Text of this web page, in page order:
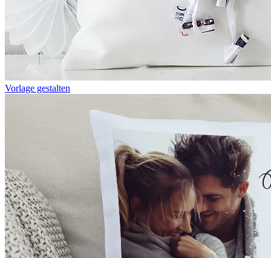
Vorlage gestalten